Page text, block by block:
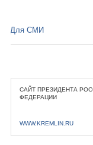
Для СМИ
САЙТ ПРЕЗИДЕНТА
ФЕДЕРАЦИИ
WWW.KREMLIN.RU